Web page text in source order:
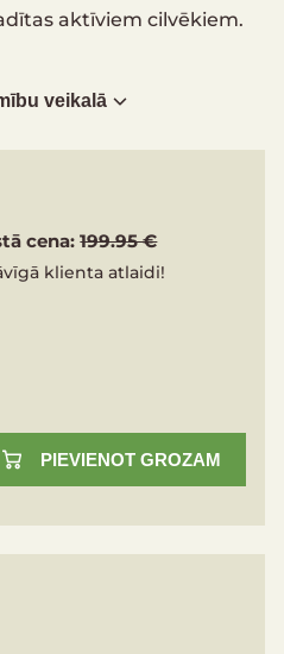
aktīviem cilvēkiem.
veikalā
cena:199.95 €
klienta atlaidi!
PIEVIENOT GROZAM